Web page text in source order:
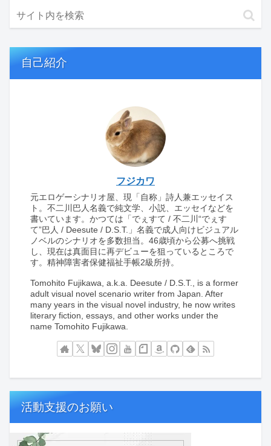
自己紹介
フジカワ
元エロゲーシナリオ屋、現「自称」詩人兼エッセイス
ト。不二川巴人名義で純文学、小説、エッセイなどを
書いています。かつては「でぇすて / 不二川“でぇす
て”巴人 / Deesute / D.S.T.」名義で成人向けビジュアル
ノベルのシナリオを多数担当。46歳頃から公募へ挑戦
し、現在は真面目に再デビューを狙っているところで
す。精神障害者保健福祉手帳2級所持。
Tomohito Fujikawa, a.k.a. Deesute / D.S.T., is a former
adult visual novel scenario writer from Japan. After
many years in the visual novel industry, he now writes
literary fiction, essays, and other works under the
name Tomohito Fujikawa.
活動支援のお願い